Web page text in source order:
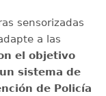
sensorizadas
a las
el objetivo
sistema de
de Policía